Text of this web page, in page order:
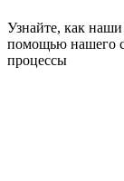
Узнайте, как
помощью нашего
процессы